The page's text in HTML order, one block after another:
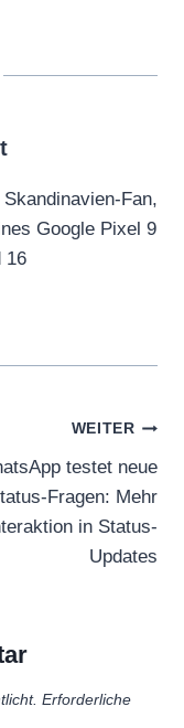
Fan,
Google Pixel 9
16
WEITER
testet neue
Fragen: Mehr
in Status-
Updates
Erforderliche